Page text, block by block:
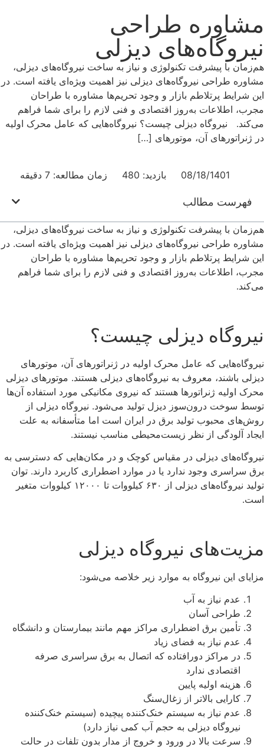
مشاوره طراحی
نیروگاه‌های دیزلی
هم‌زمان با پیشرفت تکنولوژی و نیاز به ساخت نیروگاه‌های دیزلی،
مشاوره طراحی نیروگاه‌های دیزلی نیز اهمیت ویژه‌ای یافته است. در
این شرایط پرتلاطم بازار و وجود تحریم‌ها مشاوره با طراحان
مجرب، اطلاعات به‌روز اقتصادی و فنی لازم را برای شما فراهم
می‌کند. نیروگاه دیزلی چیست؟ نیروگاه‌هایی که عامل محرک اولیه
در ژنراتورهای آن، موتورهای […]
08/18/1401 بازدید: 480 زمان مطالعه: 7 دقیقه
فهرست مطالب
هم‌زمان با پیشرفت تکنولوژی و نیاز به ساخت نیروگاه‌های دیزلی،
مشاوره طراحی نیروگاه‌های دیزلی نیز اهمیت ویژه‌ای یافته است. در
این شرایط پرتلاطم بازار و وجود تحریم‌ها مشاوره با طراحان
مجرب، اطلاعات به‌روز اقتصادی و فنی لازم را برای شما فراهم
می‌کند.
نیروگاه دیزلی چیست؟
نیروگاه‌هایی که عامل محرک اولیه در ژنراتورهای آن، موتورهای
دیزلی باشند، معروف به نیروگاه‌های دیزلی هستند. موتورهای دیزلی
محرک اولیه ژنراتورها هستند که نیروی مکانیکی مورد استفاده آن‌ها
توسط سوخت درون‌سوز دیزل تولید می‌شود. نیروگاه‌ دیزلی از
روش‌های محبوب تولید برق در ایران است اما متأسفانه به علت
ایجاد آلودگی‌ از نظر زیست‌محیطی مناسب نیستند.
نیروگاه‌های دیزلی در مقیاس کوچک و در مکان‌هایی که دسترسی به
برق سراسری وجود ندارد یا در موارد اضطراری کاربرد دارند. توان
تولید نیروگاه‌های دیزلی از ۶۳۰ کیلووات تا ۱۲۰۰۰ کیلووات متغیر
است.
مزیت‌های نیروگاه دیزلی
مزایای این نیروگاه به موارد زیر خلاصه می‌شود:
عدم نیاز به آب
طراحی آسان
تأمین برق اضطراری مراکز مهم مانند بیمارستان و دانشگاه
عدم نیاز به فضای زیاد
در مراکز دورافتاده که اتصال به برق سراسری صرفه
اقتصادی ندارد
هزینه اولیه پایین
کارایی بالاتر از زغال‌سنگ
عدم نیاز به سیستم خنک‌کننده پیچیده (سیستم خنک‌کننده
نیروگاه دیزلی به حجم آب کمی نیاز دارد)
سرعت بالا در ورود و خروج از مدار بدون تلفات در حالت